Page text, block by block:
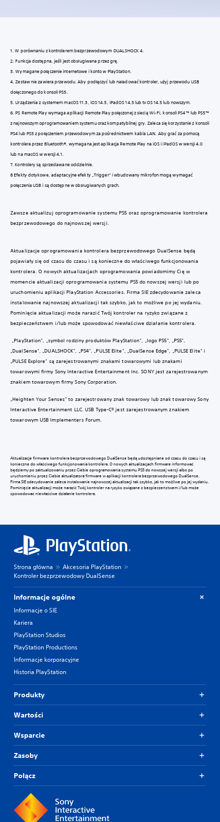
1. W porównaniu z kontrolerem bezprzewodowym DUALSHOCK 4.
2. Funkcja dostępna, jeśli jest obsługiwana przez grę.
3. Wymagane połączenie internetowe i konto w PlayStation.
4. Zestaw nie zawiera przewodu. Aby podłączyć lub naładować kontroler, użyj przewodu USB
dołączonego do konsoli PS5.
5. Urządzenia z systemem macOS 11.3, iOS 14.5, iPadOS 14.5 lub tvOS 14.5 lub nowszym.
6. PS Remote Play wymaga aplikacji Remote Play połączonej z siecią Wi-Fi, konsoli PS4™ lub PS5™
z najnowszym oprogramowaniem systemu oraz kompatybilnej gry. Zaleca się korzystanie z konsoli
PS4 lub PS5 z połączeniem przewodowym za pośrednictwem kabla LAN. Aby grać za pomocą
kontrolera przez Bluetooth®, wymagana jest aplikacja Remote Play na iOS i iPadOS w wersji 4.0
lub na macOS w wersji 4.1.
7. Kontrolery są sprzedawane oddzielnie.
8 Efekty dotykowe, adaptacyjne efekty „Trigger” i wbudowany mikrofon mogą wymagać
połączenia USB i są dostępne w obsługiwanych grach.
Zawsze aktualizuj oprogramowanie systemu PS5 oraz oprogramowanie kontrolera
bezprzewodowego do najnowszej wersji.
Aktualizacje oprogramowania kontrolera bezprzewodowego DualSense będą
pojawiały się od czasu do czasu i są konieczne do właściwego funkcjonowania
kontrolera. O nowych aktualizacjach oprogramowania powiadomimy Cię w
momencie aktualizacji oprogramowania systemu PS5 do nowszej wersji lub po
uruchomieniu aplikacji PlayStation Accessories. Firma SIE zdecydowanie zaleca
instalowanie najnowszej aktualizacji tak szybko, jak to możliwe po jej wydaniu.
Pominięcie aktualizacji może narazić Twój kontroler na ryzyko związane z
bezpieczeństwem i/lub może spowodować niewłaściwe działanie kontrolera.
„PlayStation”, „symbol rodziny produktów PlayStation”, „logo PS5”, „PS5”,
„DualSense”, „DUALSHOCK”, „PS4”, „PULSE Elite”, „DualSense Edge”, „PULSE Elite” i
„PULSE Explore” są zarejestrowanymi znakami towarowymi lub znakami
towarowymi firmy Sony Interactive Entertainment Inc. SONY jest zarejestrowanym
znakiem towarowym firmy Sony Corporation.
„Heighten Your Senses” to zarejestrowany znak towarowy lub znak towarowy Sony
Interactive Entertainment LLC. USB Type-C® jest zarejestrowanym znakiem
towarowym USB Implementers Forum.
Aktualizacje firmware kontrolera bezprzewodowego DualSense będą udostępniane od czasu do czasu i są
konieczne do właściwego funkcjonowania kontrolera. O nowych aktualizacjach firmware informować
będziemy po zaktualizowaniu przez Ciebie oprogramowania systemu PS5 do nowszej wersji albo po
uruchomieniu przez Ciebie aktualizatora firmware w aplikacji kontrolera bezprzewodowego DualSense.
Firma SIE zdecydowanie zaleca instalowanie najnowszej aktualizacji tak szybko, jak to możliwe po jej wydaniu.
Pominięcie aktualizacji może narazić Twój kontroler na ryzyko związane z bezpieczeństwem i/lub może
spowodować niewłaściwe działanie kontrolera.
Strona główna
Akcesoria PlayStation
Kontroler bezprzewodowy DualSense
Informacje ogólne
Informacje o SIE
Kariera
PlayStation Studios
PlayStation Productions
Informacje korporacyjne
Historia PlayStation
Produkty
Wartości
Wsparcie
Zasoby
Połącz